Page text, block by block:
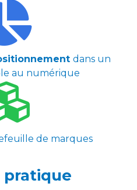
dans un
au numérique
de marques
pratique